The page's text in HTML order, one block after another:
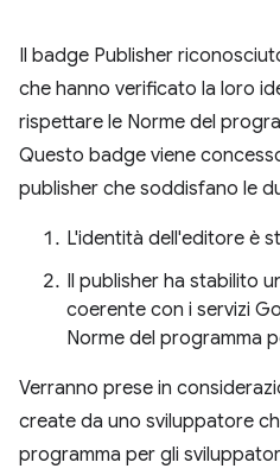
Il badge Publisher
che hanno verificato la loro
rispettare le Norme del
Questo badge viene
publisher che soddisfano le
L'identità dell'editore è
Il publisher ha stabilito
coerente con i servizi
Norme del programma
Verranno prese in
create da uno sviluppatore
programma per gli